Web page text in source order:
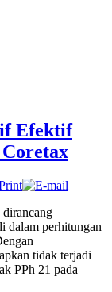
Efektif
dirancang
dalam perhitungan
tidak terjadi
PPh 21 pada